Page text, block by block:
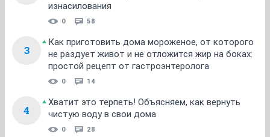
изнасилования
0 58
3
Как приготовить дома мороженое, от которого
не раздует живот и не отложится жир на боках:
простой рецепт от гастроэнтеролога
0 14
4
Хватит это терпеть! Объясняем, как вернуть
чистую воду в свои дома
0 28